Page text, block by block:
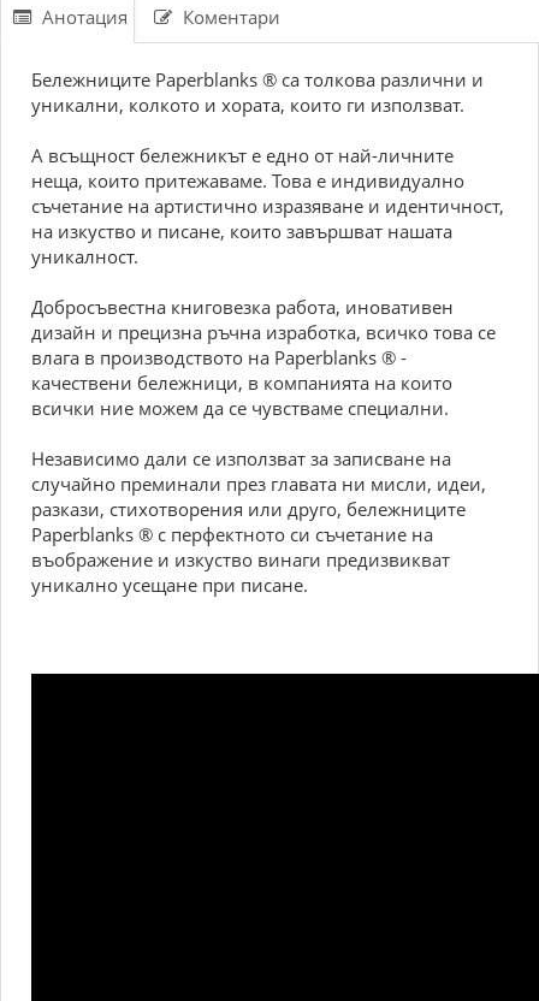
Анотация Коментари
Бележниците Paperblanks ® са толкова различни и
уникални, колкото и хората, които ги използват.
А всъщност бележникът е едно от най-личните
неща, които притежаваме. Това е индивидуално
съчетание на артистично изразяване и идентичност,
на изкуство и писане, които завършват нашата
уникалност.
Добросъвестна книговезка работа, иновативен
дизайн и прецизна ръчна изработка, всичко това се
влага в производството на Paperblanks ® -
качествени бележници, в компанията на които
всички ние можем да се чувстваме специални.
Независимо дали се използват за записване на
случайно преминали през главата ни мисли, идеи,
разкази, стихотворения или друго, бележниците
Paperblanks ® с перфектното си съчетание на
въображение и изкуство винаги предизвикват
уникално усещане при писане.